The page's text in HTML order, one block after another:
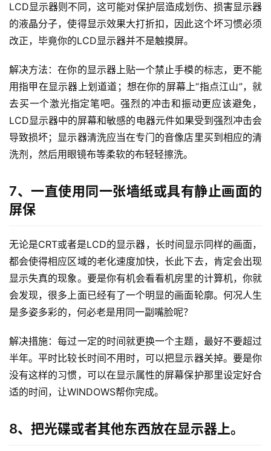
LCD显示器则不同，这可能对保护层造成划伤、损害显示器
的液晶分子，使得显示效果大打折扣，因此这个坏习惯必须
改正，毕竟你的LCD显示器并不是触摸屏。
解决方法：在你的显示器上贴一个禁止手模的标志，更不能
用指甲在显示器上划道道；想在你的屏幕上“指点江山”，就
去买一个激光指定笔吧。强烈的冲击和振动更应该避免，
LCD显示器中的屏幕和敏感的电器元件如果受到强烈冲击会
导致损坏；显示器清洗应当在专门的音像店里买到相应的清
洗剂，然后用眼镜布等柔软的布轻轻擦洗。
7、一直使用同一张墙纸或具有静止画面的
屏保
无论是CRT或者是LCD的显示器，长时间显示同样的画面，
都会使得相应区域的老化速度加快，长此下去，肯定会出现
显示失真的现象。要是你有机会看看机房里的计算机，你就
会发现，很多上面已经有了一个明显的画面轮廓。何况人生
是多姿多彩的，何必老是用同一副嘴脸呢？
解决措施：每过一定的时间就更换一个主题，最好不要超过
半年。平时比较长时间不用时，可以把显示器关掉。要是你
没有这样的习惯，可以在显示属性的屏幕保护那里设定好合
适的时间，让WINDOWS帮你完成。
8、把光碟或者其他东西放在显示器上。